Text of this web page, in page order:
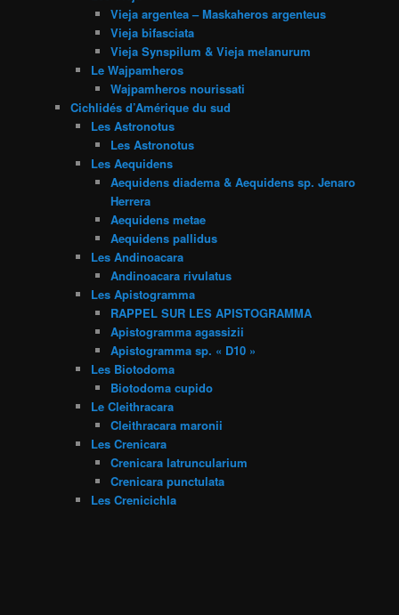
Vieja argentea – Maskaheros argenteus
Vieja bifasciata
Vieja Synspilum & Vieja melanurum
Le Wajpamheros
Wajpamheros nourissati
Cichlidés d’Amérique du sud
Les Astronotus
Les Astronotus
Les Aequidens
Aequidens diadema & Aequidens sp. Jenaro
Herrera
Aequidens metae
Aequidens pallidus
Les Andinoacara
Andinoacara rivulatus
Les Apistogramma
RAPPEL SUR LES APISTOGRAMMA
Apistogramma agassizii
Apistogramma sp. « D10 »
Les Biotodoma
Biotodoma cupido
Le Cleithracara
Cleithracara maronii
Les Crenicara
Crenicara latruncularium
Crenicara punctulata
Les Crenicichla